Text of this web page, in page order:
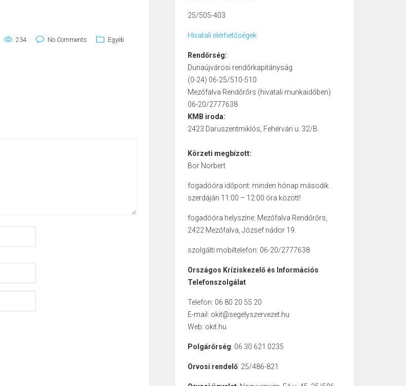
234 No Comments Egyéb
25/505-403
Hivatali elérhetőségek
Rendőrség:
Dunaújvárosi rendőrkapitányság
(0-24) 06-25/510-510
Mezőfalva Rendőrőrs (hivatali munkaidőben)
06-20/2777638
KMB iroda:
2423 Daruszentmiklós, Fehérvári u. 32/B.
Körzeti megbízott:
Bor Norbert
fogadóóra időpont: minden hónap második
szerdáján 11:00 – 12:00 óra között!
fogadóóra helyszíne: Mezőfalva Rendőrőrs,
2422 Mezőfalva, József nádor 19.
szolgálti mobiltelefon: 06-20/2777638
Országos Kríziskezelő és Információs
Telefonszolgálat
Telefon: 06 80 20 55 20
E-mail: okit@segelyszervezet.hu
Web: okit.hu
Polgárőrség: 06 30 621 0235
Orvosi rendelő: 25/486-821